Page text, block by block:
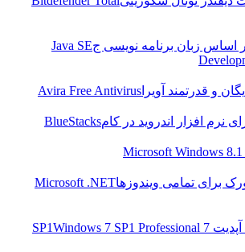
اساس زبان برنامه نویسی جJava SE
و قدرتمند آویرا Avira Free Antivirus
نرم افزار اندروید در کامBlueStacks
برای تمامی ویندوزهاMicrosoft .NET
Windows 7 SP1 Professional